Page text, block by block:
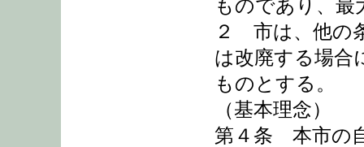
ものであり、
２ 市は、他の
は改廃する場合
ものとする。
（基本理念）
第４条 本市の